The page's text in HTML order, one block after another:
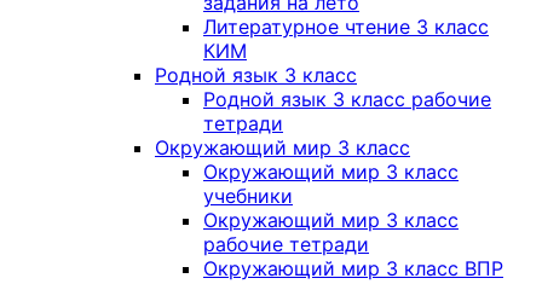
Литературное чтение 3 класс
КИМ
Родной язык 3 класс
Родной язык 3 класс рабочие
тетради
Окружающий мир 3 класс
Окружающий мир 3 класс
учебники
Окружающий мир 3 класс
рабочие тетради
Окружающий мир 3 класс ВПР